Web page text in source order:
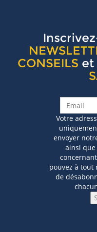
CONSEILS et
Votre
envoyer
ainsi
pouvez à
de